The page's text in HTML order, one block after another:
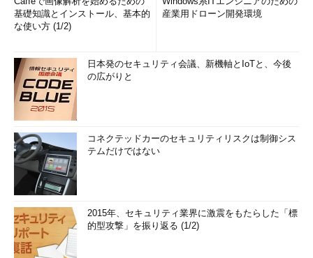
基礎知識とインストール、基本的
な使い方 (1/2)
産業用ドローン開発環境
日本発のセキュリティ会議、新機軸とIoTと、今後
の広がりと
コネクテッドカーのセキュリティリスクは制御シス
テムだけではない
2015年、セキュリティ業界に激震をもたらした「標
的型攻撃」を振り返る (1/2)